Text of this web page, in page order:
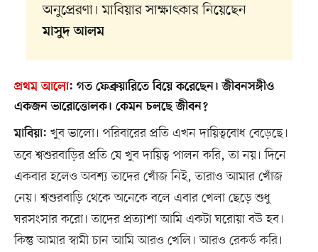
অনুপ্রেরণা। মাবিয়ার সাক্ষাৎকার নিয়েছেন
মাসুদ আলম
প্রথম আলো: গত ফেব্রুয়ারিতে বিয়ে করেছেন। জীবনসঙ্গীও
একজন ভারোত্তোলক। কেমন চলছে জীবন?
মাবিয়া: খুব ভালো। পরিবারের প্রতি এখন দায়িত্ববোধ বেড়েছে।
তবে শ্বশুরবাড়ির প্রতি যে খুব দায়িত্ব পালন করি, তা নয়। দিনে
একবার হলেও অবশ্য তাদের খোঁজ নিই, তারাও আমার খোঁজ
নেয়। শ্বশুরবাড়ি থেকে অনেকে বলে এবার খেলা ছেড়ে শুধু
ঘরসংসার করো। তাদের প্রত্যাশা আমি একটা ঘরোয়া বউ হব।
কিন্তু আমার স্বামী চান আমি আরও খেলি। আরও রেকর্ড করি।